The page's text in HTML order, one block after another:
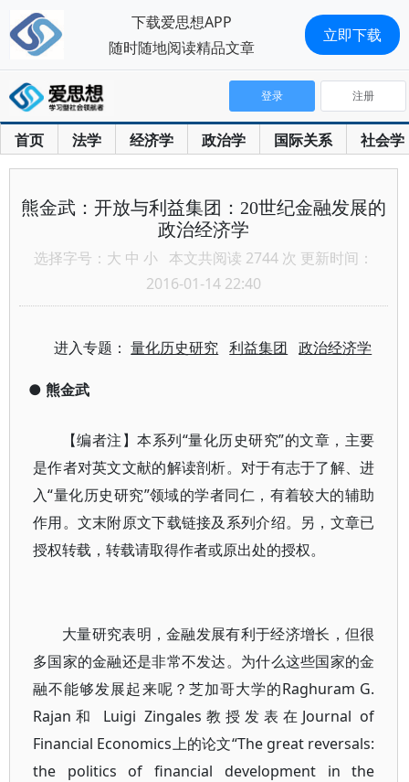
首页 法学 经济学 政治学 国际关系 社会学
登录 注册
熊金武：开放与利益集团：20世纪金融发展的
政治经济学
选择字号： 大 中 小 本文共阅读 2744 次 更新时间：
2016-01-14 22:40
进入专题：量化历史研究 利益集团 政治经济学
● 熊金武
【编者注】本系列“量化历史研究”的文章，主要
是作者对英文文献的解读剖析。对于有志于了解、进
入“量化历史研究”领域的学者同仁，有着较大的辅助
作用。文末附原文下载链接及系列介绍。另，文章已
授权转载，转载请取得作者或原出处的授权。
大量研究表明，金融发展有利于经济增长，但很
多国家的金融还是非常不发达。为什么这些国家的金
融不能够发展起来呢？芝加哥大学的Raghuram G.
Rajan和 Luigi Zingales教授发表在Journal of
Financial Economics上的论文“The great reversals:
the politics of financial development in the
下载爱思想APP
随时随地阅读精品文章
立即下载